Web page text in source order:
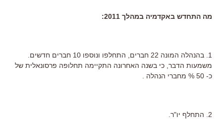
מה התחדש באקדמיה במהלך 2011:
1. בהנהלה המונה 22 חברים, התחלפו ונוספו 10 חברים חדשים.
משמעות הדבר, כי בשנה האחרונה התקיימה תחלופה פרסונאלית של
כ- 50 % מחברי הנהלה .
2. התחלף יו"ר.